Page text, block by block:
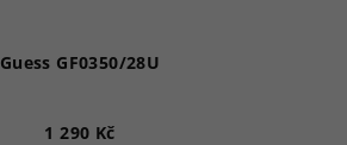
Guess GF0350/28U
1 290 Kč